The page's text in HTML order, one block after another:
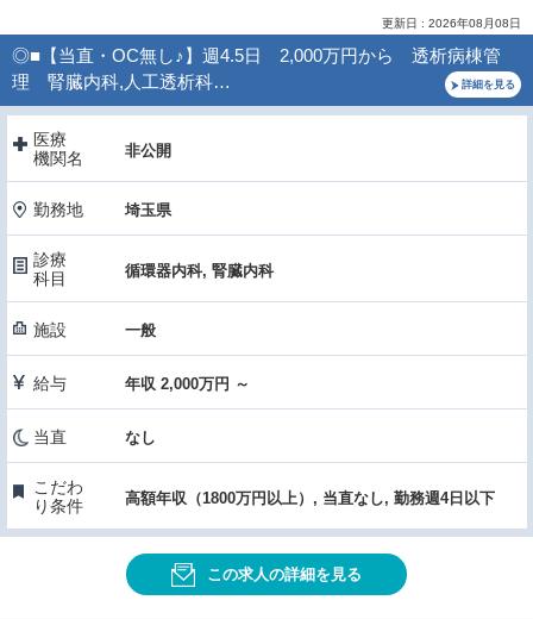
更新日 : 2026年08月08日
◎■【当直・OC無し♪】週4.5日 2,000万円から 透析病棟管
理 腎臓内科,人工透析科…
詳細を見る
医療
機関名
非公開
勤務地 埼玉県
診療
科目
循環器内科, 腎臓内科
施設 一般
給与 年収 2,000万円 ～
当直 なし
こだわ
り条件
高額年収（1800万円以上）, 当直なし, 勤務週4日以下
この求人の詳細を見る